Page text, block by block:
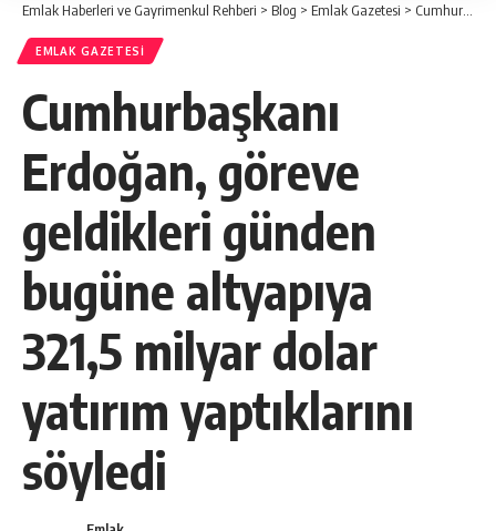
Emlak Haberleri ve Gayrimenkul Rehberi > Blog > Emlak Gazetesi > Cumhurbaşkanı Erdoğan, göreve geldikleri günden bugüne altyapıya 321,5 milyar dolar yatırım yaptıklarını söyledi
EMLAK GAZETESI
Cumhurbaşkanı
Erdoğan, göreve
geldikleri günden
bugüne altyapıya
321,5 milyar dolar
yatırım yaptıklarını
söyledi